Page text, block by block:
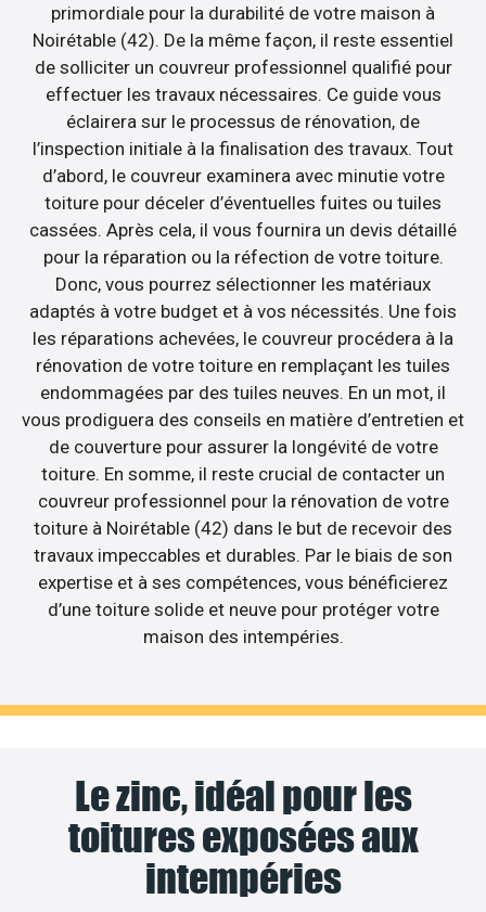
primordiale pour la durabilité de votre maison à
Noirétable (42). De la même façon, il reste essentiel
de solliciter un couvreur professionnel qualifié pour
effectuer les travaux nécessaires. Ce guide vous
éclairera sur le processus de rénovation, de
l’inspection initiale à la finalisation des travaux. Tout
d’abord, le couvreur examinera avec minutie votre
toiture pour déceler d’éventuelles fuites ou tuiles
cassées. Après cela, il vous fournira un devis détaillé
pour la réparation ou la réfection de votre toiture.
Donc, vous pourrez sélectionner les matériaux
adaptés à votre budget et à vos nécessités. Une fois
les réparations achevées, le couvreur procédera à la
rénovation de votre toiture en remplaçant les tuiles
endommagées par des tuiles neuves. En un mot, il
vous prodiguera des conseils en matière d’entretien et
de couverture pour assurer la longévité de votre
toiture. En somme, il reste crucial de contacter un
couvreur professionnel pour la rénovation de votre
toiture à Noirétable (42) dans le but de recevoir des
travaux impeccables et durables. Par le biais de son
expertise et à ses compétences, vous bénéficierez
d’une toiture solide et neuve pour protéger votre
maison des intempéries.
Le zinc, idéal pour les
toitures exposées aux
intempéries